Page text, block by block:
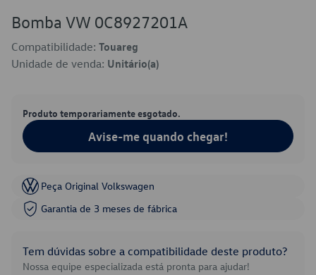
Bomba VW 0C8927201A
Compatibilidade: Touareg
Unidade de venda: Unitário(a)
Produto temporariamente esgotado.
Avise-me quando chegar!
Peça Original Volkswagen
Garantia de 3 meses de fábrica
Tem dúvidas sobre a compatibilidade deste produto?
Nossa equipe especializada está pronta para ajudar!